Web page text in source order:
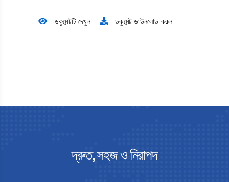
ডকুমেন্টটি দেখুন ডকুমেন্ট ডাউনলোড করুন
দ্রুত, সহজ ও নিরাপদ